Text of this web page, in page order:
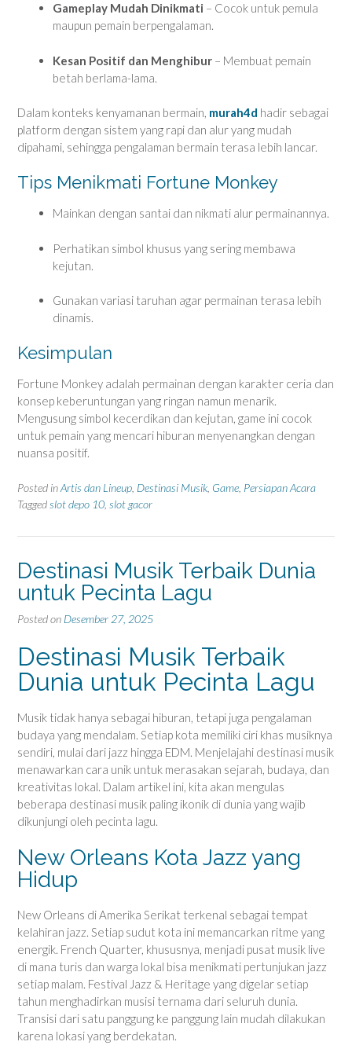
Gameplay Mudah Dinikmati – Cocok untuk pemula
maupun pemain berpengalaman.
Kesan Positif dan Menghibur – Membuat pemain
betah berlama-lama.
Dalam konteks kenyamanan bermain, murah4d hadir sebagai
platform dengan sistem yang rapi dan alur yang mudah
dipahami, sehingga pengalaman bermain terasa lebih lancar.
Tips Menikmati Fortune Monkey
Mainkan dengan santai dan nikmati alur permainannya.
Perhatikan simbol khusus yang sering membawa
kejutan.
Gunakan variasi taruhan agar permainan terasa lebih
dinamis.
Kesimpulan
Fortune Monkey adalah permainan dengan karakter ceria dan
konsep keberuntungan yang ringan namun menarik.
Mengusung simbol kecerdikan dan kejutan, game ini cocok
untuk pemain yang mencari hiburan menyenangkan dengan
nuansa positif.
Posted inArtis dan Lineup Destinasi Musik Game Persiapan Acara
Tagged slot depo 10 slot gacor
Destinasi Musik Terbaik Dunia
untuk Pecinta Lagu
Posted on Desember 27, 2025
Destinasi Musik Terbaik
Dunia untuk Pecinta Lagu
Musik tidak hanya sebagai hiburan, tetapi juga pengalaman
budaya yang mendalam. Setiap kota memiliki ciri khas musiknya
sendiri, mulai dari jazz hingga EDM. Menjelajahi destinasi musik
menawarkan cara unik untuk merasakan sejarah, budaya, dan
kreativitas lokal. Dalam artikel ini, kita akan mengulas
beberapa destinasi musik paling ikonik di dunia yang wajib
dikunjungi oleh pecinta lagu.
New Orleans Kota Jazz yang
Hidup
New Orleans di Amerika Serikat terkenal sebagai tempat
kelahiran jazz. Setiap sudut kota ini memancarkan ritme yang
energik. French Quarter, khususnya, menjadi pusat musik live
di mana turis dan warga lokal bisa menikmati pertunjukan jazz
setiap malam. Festival Jazz & Heritage yang digelar setiap
tahun menghadirkan musisi ternama dari seluruh dunia.
Transisi dari satu panggung ke panggung lain mudah dilakukan
karena lokasi yang berdekatan.